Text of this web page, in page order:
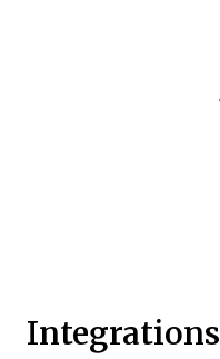
Integrations